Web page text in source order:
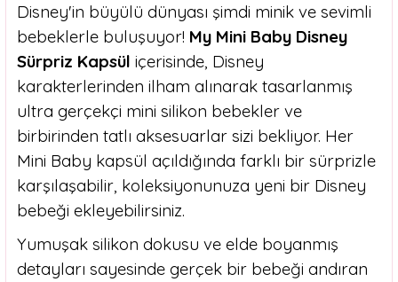
Disney'in büyülü dünyası şimdi minik ve sevimli
bebeklerle buluşuyor! My Mini Baby Disney
Sürpriz Kapsül içerisinde, Disney
karakterlerinden ilham alınarak tasarlanmış
ultra gerçekçi mini silikon bebekler ve
birbirinden tatlı aksesuarlar sizi bekliyor. Her
Mini Baby kapsül açıldığında farklı bir sürprizle
karşılaşabilir, koleksiyonunuza yeni bir Disney
bebeği ekleyebilirsiniz.
Yumuşak silikon dokusu ve elde boyanmış
detayları sayesinde gerçek bir bebeği andıran